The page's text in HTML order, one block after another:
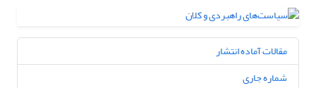
مقالات آماده انتشار
شماره جاری